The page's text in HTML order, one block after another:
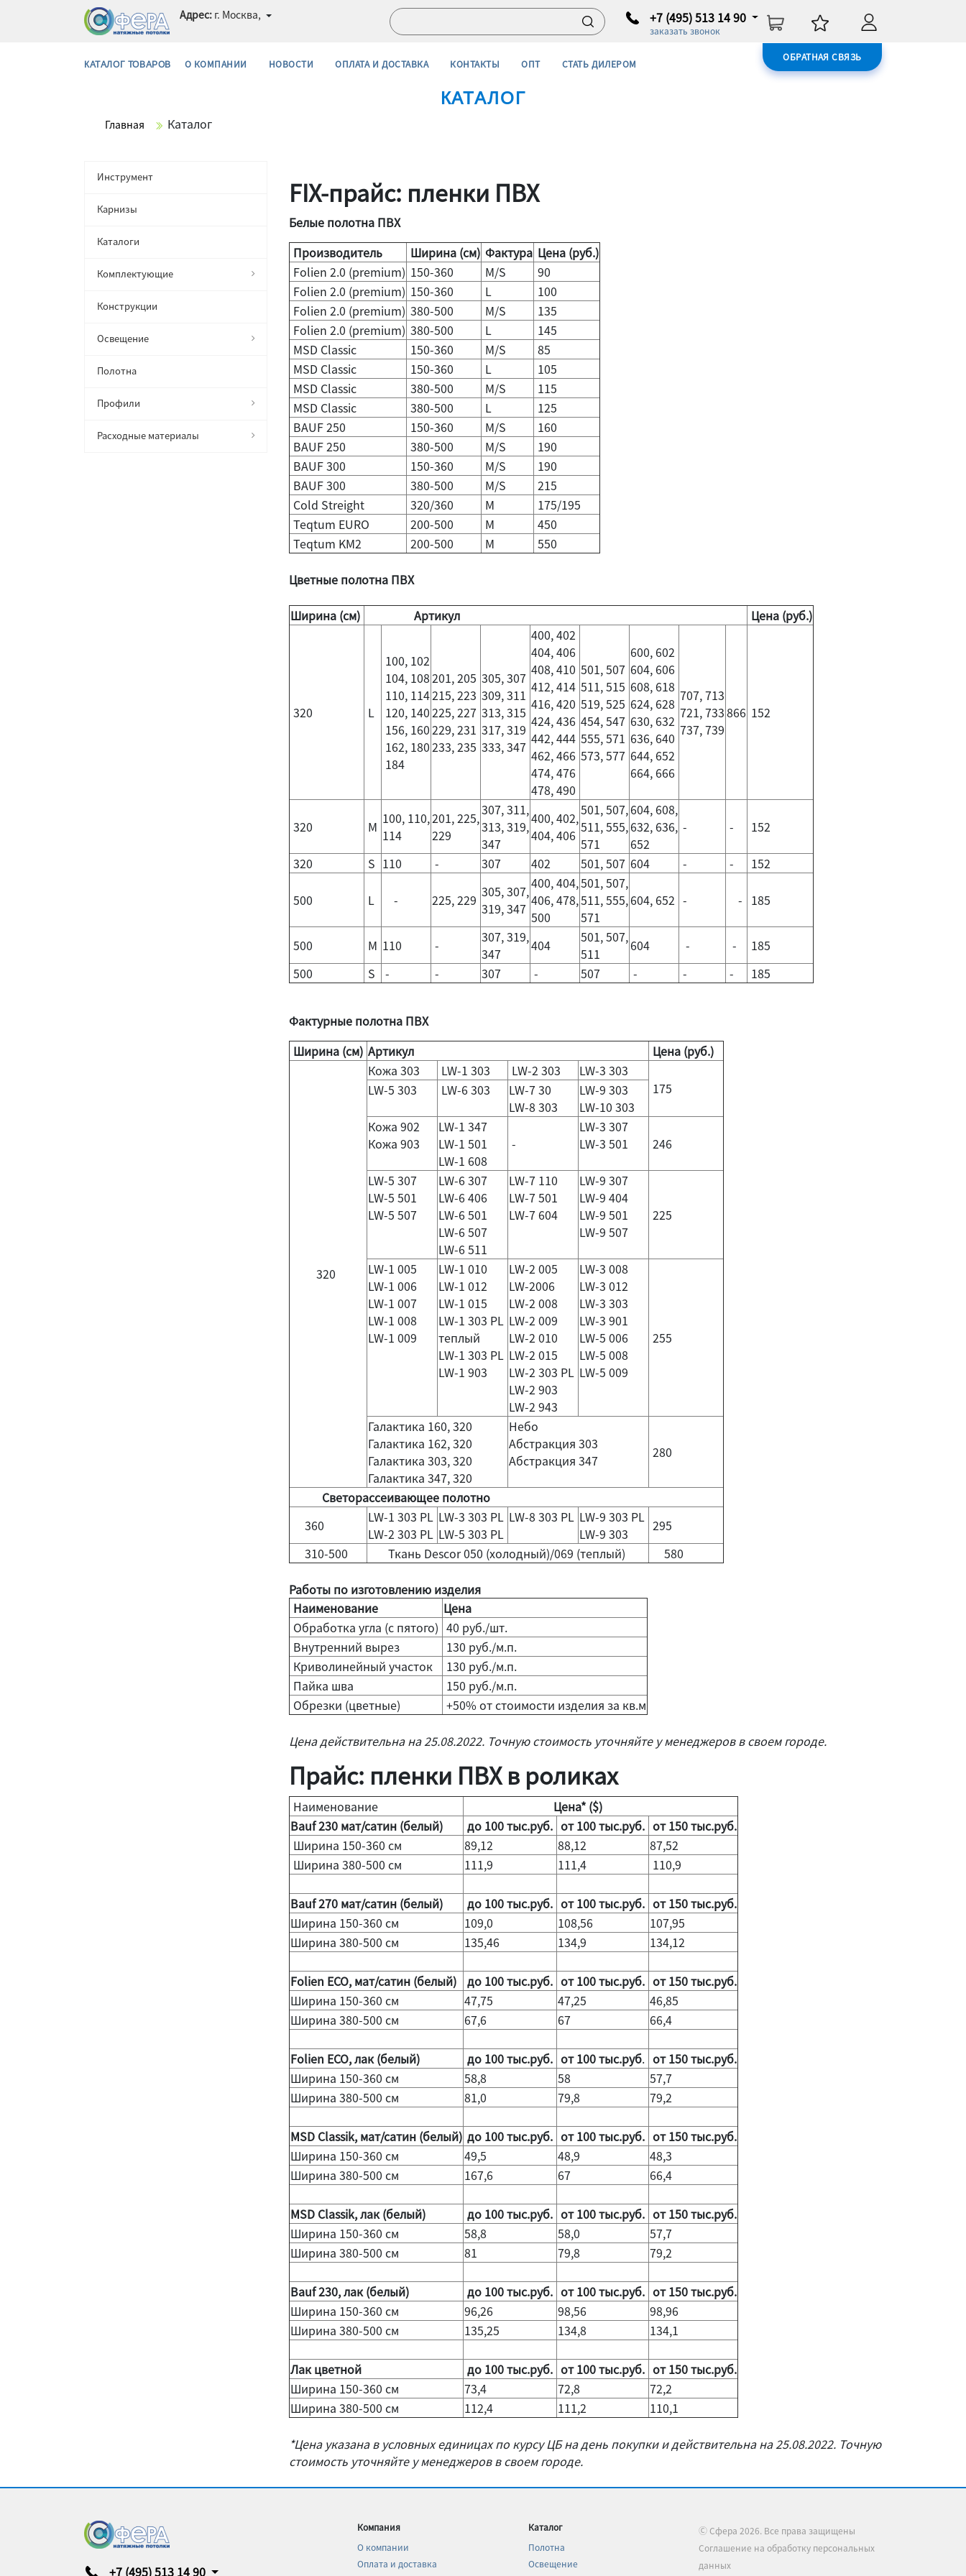
Адрес: г. Москва, +7 (495) 513 14 90
заказать звонок
ОБРАТНАЯ СВЯЗЬ
КАТАЛОГ ТОВАРОВ О КОМПАНИИ НОВОСТИ ОПЛАТА И ДОСТАВКА КОНТАКТЫ ОПТ СТАТЬ ДИЛЕРОМ
КАТАЛОГ
Главная Каталог
Инструмент
Карнизы
Каталоги
Комплектующие
Конструкции
Освещение
Полотна
Профили
Расходные материалы
FIX-прайс: пленки ПВХ
Белые полотна ПВХ
Производитель
Ширина (см) Фактура Цена (руб.)
Folien 2.0 (premium) 150-360 M/S
90
Folien 2.0 (premium) 150-360 L
100
Folien 2.0 (premium) 380-500 M/S
135
Folien 2.0 (premium) 380-500 L
145
MSD Classic
150-360 M/S
85
MSD Classic
150-360 L
105
MSD Classic
380-500 M/S
115
MSD Classic
380-500 L
125
BAUF 250
150-360 M/S
160
BAUF 250
380-500 M/S
190
BAUF 300
150-360 M/S
190
BAUF 300
380-500 M/S
215
Cold Streight
320/360 M
175/195
Teqtum EURO
200-500 M
450
Teqtum KM2
200-500 M 550
Цветные полотна ПВХ
Ширина (см) Артикул Цена (руб.)
320 L
100, 102
104, 108
110, 114
120, 140
156, 160
162, 180
184
201, 205
215, 223
225, 227
229, 231
233, 235
305, 307
309, 311
313, 315
317, 319
333, 347
400, 402
404, 406
408, 410
412, 414
416, 420
424, 436
442, 444
462, 466
474, 476
478, 490
501, 507
511, 515
519, 525
454, 547
555, 571
573, 577
600, 602
604, 606
608, 618
624, 628
630, 632
636, 640
644, 652
664, 666
707, 713
721, 733
737, 739
866 152
320 M 100, 110,
114
201, 225,
229
307, 311,
313, 319,
347
400, 402,
404, 406
501, 507,
511, 555,
571
604, 608,
632, 636,
652
- - 152
320 S 110 - 307 402 501, 507 604 - - 152
500 L - 225, 229 305, 307,
319, 347
400, 404,
406, 478,
500
501, 507,
511, 555,
571
604, 652 - - 185
500 M 110 -
307, 319,
347
404
501, 507,
511
604 - -
185
500
S - - 307 - 507 - - - 185
Фактурные полотна ПВХ
Ширина (см) Артикул Цена (руб.)
320
Кожа 303 LW-1 303 LW-2 303
LW-3 303
175
LW-5 303 LW-6 303
LW-7 30
LW-8 303
LW-9 303
LW-10 303
Кожа 902
Кожа 903
LW-1 347
LW-1 501
LW-1 608
-
LW-3 307
LW-3 501
246
LW-5 307
LW-5 501
LW-5 507
LW-6 307
LW-6 406
LW-6 501
LW-6 507
LW-6 511
LW-7 110
LW-7 501
LW-7 604
LW-9 307
LW-9 404
LW-9 501
LW-9 507
225
LW-1 005
LW-1 006
LW-1 007
LW-1 008
LW-1 009
LW-1 010
LW-1 012
LW-1 015
LW-1 303 PL
теплый
LW-1 303 PL
LW-1 903
LW-2 005
LW-2006
LW-2 008
LW-2 009
LW-2 010
LW-2 015
LW-2 303 PL
LW-2 903
LW-2 943
LW-3 008
LW-3 012
LW-3 303
LW-3 901
LW-5 006
LW-5 008
LW-5 009
255
Галактика 160, 320
Галактика 162, 320
Галактика 303, 320
Галактика 347, 320
Небо
Абстракция 303
Абстракция 347
280
Светорассеивающее полотно
360
LW-1 303 PL
LW-2 303 PL
LW-3 303 PL
LW-5 303 PL
LW-8 303 PL LW-9 303 PL
LW-9 303
295
310-500
Ткань Descor 050 (холодный)/069 (теплый) 580
Работы по изготовлению изделия
Наименование
Цена
Обработка угла (с пятого) 40 руб./шт.
Внутренний вырез
130 руб./м.п.
Криволинейный участок
130 руб./м.п.
Пайка шва
150 руб./м.п.
Обрезки (цветные)
+50% от стоимости изделия за кв.м
Цена действительна на 25.08.2022. Точную стоимость уточняйте у менеджеров в своем городе.
Прайс: пленки ПВХ в роликах
Наименование
Цена* ($)
Bauf 230 мат/сатин (белый) до 100 тыс.руб. от 100 тыс.руб. от 150 тыс.руб.
Ширина 150-360 см
89,12 88,12
87,52
Ширина 380-500 см
111,9 111,4 110,9
Bauf 270 мат/сатин (белый) до 100 тыс.руб. от 100 тыс.руб. от 150 тыс.руб.
Ширина 150-360 см
109,0 108,56
107,95
Ширина 380-500 см
135,46 134,9 134,12
Folien ECO, мат/сатин (белый) до 100 тыс.руб. от 100 тыс.руб. от 150 тыс.руб.
Ширина 150-360 см
47,75 47,25
46,85
Ширина 380-500 см
67,6 67 66,4
Folien ECO, лак (белый) до 100 тыс.руб. от 100 тыс.руб. от 150 тыс.руб.
Ширина 150-360 см
58,8 58
57,7
Ширина 380-500 см
81,0 79,8 79,2
MSD Classik, мат/сатин (белый) до 100 тыс.руб. от 100 тыс.руб. от 150 тыс.руб.
Ширина 150-360 см
49,5 48,9
48,3
Ширина 380-500 см
167,6 67 66,4
MSD Classik, лак (белый) до 100 тыс.руб. от 100 тыс.руб. от 150 тыс.руб.
Ширина 150-360 см
58,8 58,0
57,7
Ширина 380-500 см
81 79,8 79,2
Bauf 230, лак (белый) до 100 тыс.руб. от 100 тыс.руб. от 150 тыс.руб.
Ширина 150-360 см
96,26 98,56
98,96
Ширина 380-500 см
135,25 134,8 134,1
Лак цветной до 100 тыс.руб. от 100 тыс.руб. от 150 тыс.руб.
Ширина 150-360 см
73,4 72,8
72,2
Ширина 380-500 см
112,4 111,2 110,1
*Цена указана в условных единицах по курсу ЦБ на день покупки и действительна на 25.08.2022. Точную
стоимость уточняйте у менеджеров в своем городе.
+7 (495) 513 14 90
Компания
О компании
Оплата и доставка
Каталог
Полотна
Освещение
Ⓒ Сфера 2026. Все права защищены
Соглашение на обработку персональных
данных